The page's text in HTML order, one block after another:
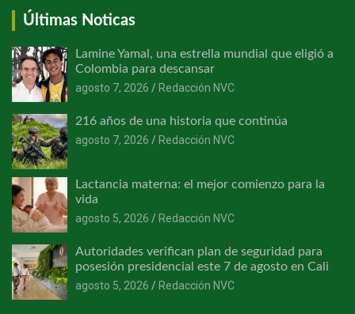
Últimas Noticas
Lamine Yamal, una estrella mundial que eligió a
Colombia para descansar
agosto 7, 2026
Redacción NVC
216 años de una historia que continúa
agosto 7, 2026
Redacción NVC
Lactancia materna: el mejor comienzo para la
vida
agosto 5, 2026
Redacción NVC
Autoridades verifican plan de seguridad para
posesión presidencial este 7 de agosto en Cali
agosto 5, 2026
Redacción NVC